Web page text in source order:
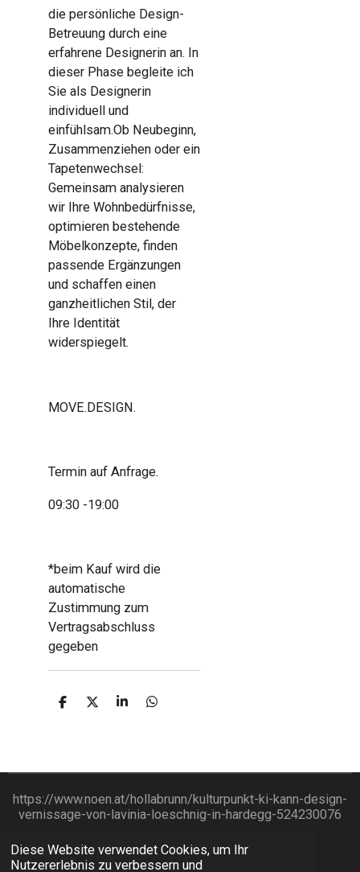
Diese Website verwendet Cookies, um Ihr
Nutzererlebnis zu verbessern und
die persönliche Design-
Betreuung durch eine
erfahrene Designerin an. In
dieser Phase begleite ich
Sie als Designerin
individuell und
einfühlsam.Ob Neubeginn,
Zusammenziehen oder ein
Tapetenwechsel:
Gemeinsam analysieren
wir Ihre Wohnbedürfnisse,
optimieren bestehende
Möbelkonzepte, finden
passende Ergänzungen
und schaffen einen
ganzheitlichen Stil, der
Ihre Identität
widerspiegelt.
MOVE.DESIGN.
Termin auf Anfrage.
09:30 -19:00
*beim Kauf wird die
automatische
Zustimmung zum
Vertragsabschluss
gegeben
T
n
T
n
T
n
T
n
https://www.noen.at/hollabrunn/kulturpunkt-ki-kann-design-
vernissage-von-lavinia-loeschnig-in-hardegg-524230076
Impressum
© 2022 - 2026 DESIRE.DESIGN